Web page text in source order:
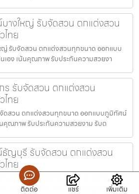
างใหญ่ รับจัดสวน ตกแต่งสวน
ทย
รับจัดสวน ตกแต่งสวนทุกขนาด ออกแบบ
เอง เน้นคุณภาพ รับประกันความสวยงา
รับจัดสวน ตกแต่งสวน
ทย
ดสวน ตกแต่งสวนทุกขนาด ออกแบบภูมิทัศน์
นคุณภาพ รับประกันความสวยงาม รับต
ญบุรี รับจัดสวน ตกแต่งสวน
ทย
รับจัดสวน ตกแต่งสวนทุกขนาด ออกแบบภูมิ
เน้นคุณภาพ รับประกันความสวยงา
ติดต่อ แชร์ เพิ่มเติม